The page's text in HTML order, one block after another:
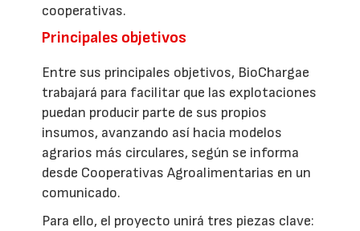
cooperativas.
Principales objetivos
Entre sus principales objetivos, BioChargae
trabajará para facilitar que las explotaciones
puedan producir parte de sus propios
insumos, avanzando así hacia modelos
agrarios más circulares, según se informa
desde Cooperativas Agroalimentarias en un
comunicado.
Para ello, el proyecto unirá tres piezas clave: